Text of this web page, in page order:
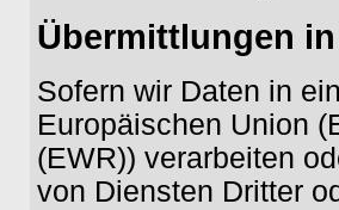
Übermittlungen
Sofern wir Daten in
Europäischen Union
(EWR)) verarbeiten
von Diensten Dritter